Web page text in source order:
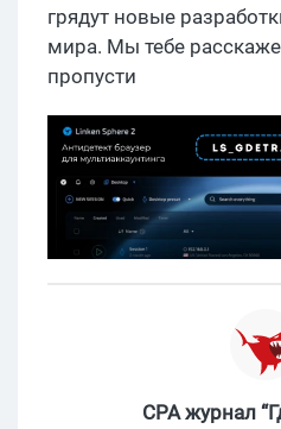
грядут новые
мира. Мы тебе
пропусти
CPA журнал